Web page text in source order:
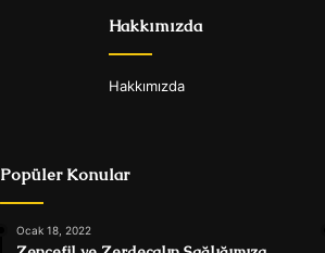
Hakkımızda
Hakkımızda
Popüler Konular
Ocak 18, 2022